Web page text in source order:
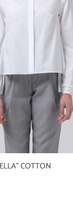
COTTON